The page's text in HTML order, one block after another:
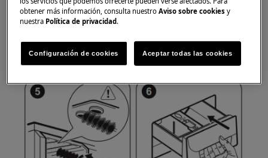
obtener más información, consulta nuestroAviso sobre cookies y
nuestra Política de privacidad.
Configuración de cookies Aceptar todas las cookies